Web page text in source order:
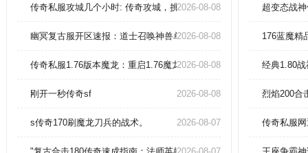
五倍暴涨跨域竞技二十连胜必获太
传奇私服攻城几个小时: 传奇攻城，挑战几个小时，传奇之旅由此展开
2026-08-08
幽冥复古服开区速报：道士召唤神兽单刷暗之牛魔王秘技
2026-08-08
传奇私服1.76版本魔龙：重启1.76魔龙之怒，再铸荣耀之战！
2026-08-08
刚开一秒传奇sf 2026-08-08
s传奇170刷魔龙刀兵的战术。 2026-08-07
超变态战
176蓝魔精
经典1.80
烈焰200合
传奇私服